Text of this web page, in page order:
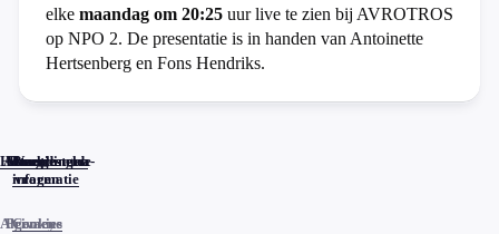
elke maandag om 20:25 uur live te zien bij AVROTROS
op NPO 2. De presentatie is in handen van Antoinette
Hertsenberg en Fons Hendriks.
Home
Actueel
Uitzendingen
Reacties
Programma-
informatie
Veelgestelde
vragen
Algemene
Privacy
Cookies